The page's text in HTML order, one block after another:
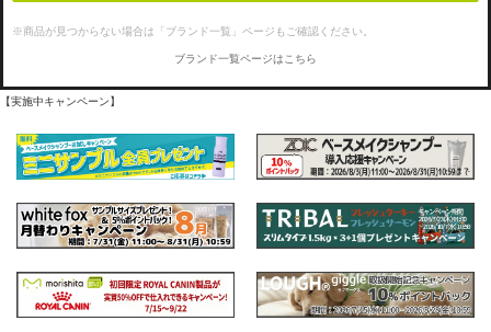
※商品が見つからない場合は「ブランド一覧」ページもご確認ください。
ブランド一覧ページはこちら
【実施中キャンペーン】